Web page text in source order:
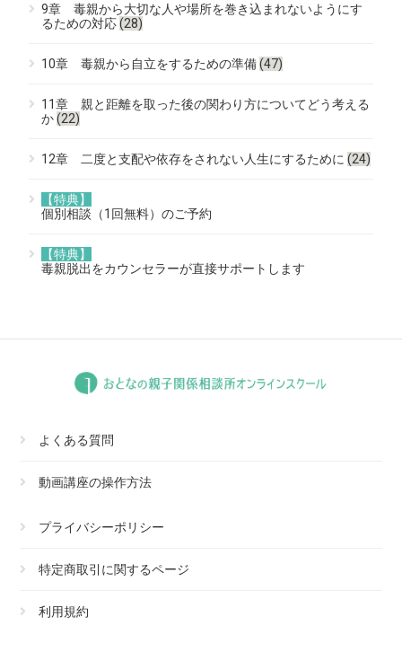
9章 毒親から大切な人や場所を巻き込まれないようにす
るための対応(28)
10章 毒親から自立をするための準備(47)
11章 親と距離を取った後の関わり方についてどう考える
か(22)
12章 二度と支配や依存をされない人生にするために(24)
【特典】
個別相談（1回無料）のご予約
【特典】
毒親脱出をカウンセラーが直接サポートします
よくある質問
動画講座の操作方法
プライバシーポリシー
特定商取引に関するページ
利用規約